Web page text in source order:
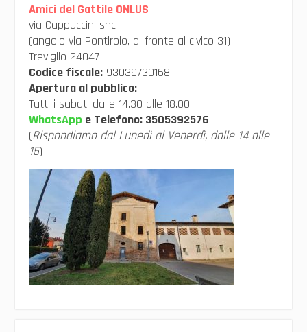
Amici del Gattile ONLUS
via Cappuccini snc
(angolo via Pontirolo, di fronte al civico 31)
Treviglio 24047
Codice fiscale:93039730168
Apertura al pubblico:
Tutti i sabati dalle 14.30 alle 18.00
WhatsApp e Telefono: 3505392576
(Rispondiamo dal Lunedì al Venerdì, dalle 14 alle
15)